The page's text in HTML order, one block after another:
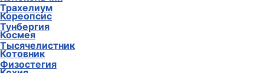
Трахелиум
Тунбергия
Тысячелистник
Физостегия
Кореопсис
Космея
Котовник